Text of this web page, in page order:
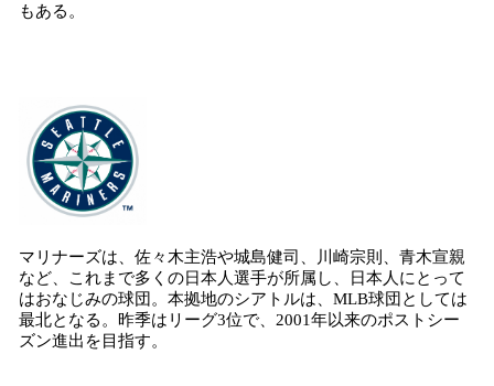
もある。
マリナーズは、佐々木主浩や城島健司、川崎宗則、青木宣親
など、これまで多くの日本人選手が所属し、日本人にとって
はおなじみの球団。本拠地のシアトルは、MLB球団としては
最北となる。昨季はリーグ3位で、2001年以来のポストシー
ズン進出を目指す。